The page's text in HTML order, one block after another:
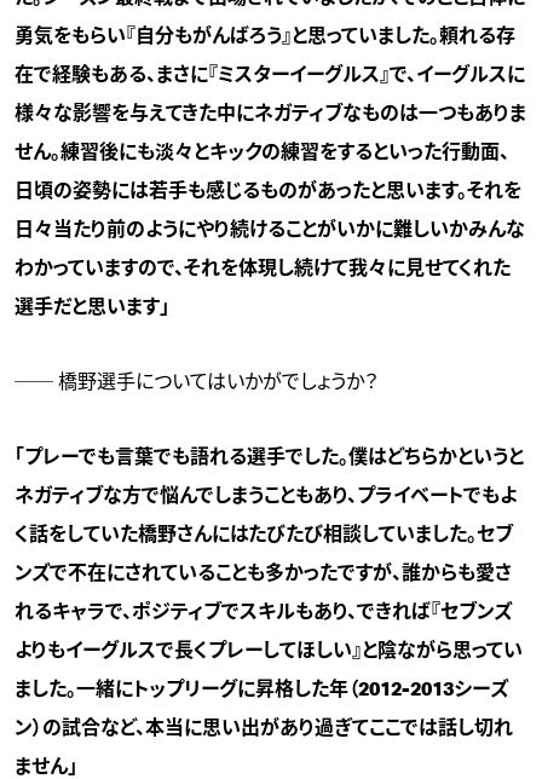
勇気をもらい『自分もがんばろう』と思っていました。頼れる存
在で経験もある、まさに『ミスターイーグルス』で、イーグルスに
様々な影響を与えてきた中にネガティブなものは一つもありま
せん。練習後にも淡々とキックの練習をするといった行動面、
日頃の姿勢には若手も感じるものがあったと思います。それを
日々当たり前のようにやり続けることがいかに難しいかみんな
わかっていますので、それを体現し続けて我々に見せてくれた
選手だと思います」
── 橋野選手についてはいかがでしょうか？
「プレーでも言葉でも語れる選手でした。僕はどちらかというと
ネガティブな方で悩んでしまうこともあり、プライベートでもよ
く話をしていた橋野さんにはたびたび相談していました。セブ
ンズで不在にされていることも多かったですが、誰からも愛さ
れるキャラで、ポジティブでスキルもあり、できれば『セブンズ
よりもイーグルスで長くプレーしてほしい』と陰ながら思ってい
ました。一緒にトップリーグに昇格した年（2012-2013シーズ
ン）の試合など、本当に思い出があり過ぎてここでは話し切れ
ません」